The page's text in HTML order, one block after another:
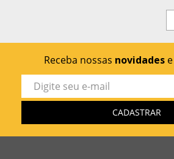
Receba nossas novidades e